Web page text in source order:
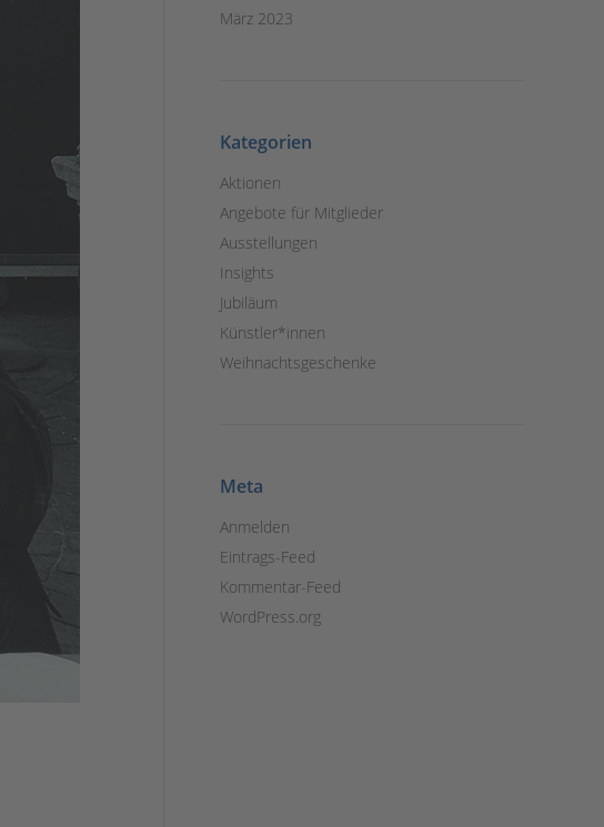
März 2023
Kategorien
Aktionen
Angebote für Mitglieder
Ausstellungen
Insights
Jubiläum
Künstler*innen
Weihnachtsgeschenke
Meta
Anmelden
Eintrags-Feed
Kommentar-Feed
WordPress.org